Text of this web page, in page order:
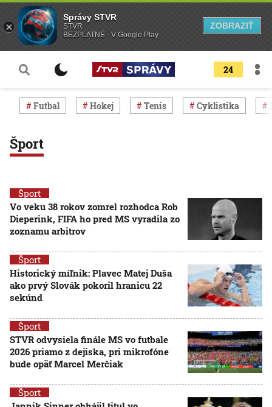
24
Futbal Hokej Tenis Cyklistika
Šport
Šport
Vo veku 38 rokov zomrel rozhodca Rob
Dieperink, FIFA ho pred MS vyradila zo
zoznamu arbitrov
Šport
Historický míľnik: Plavec Matej Duša
ako prvý Slovák pokoril hranicu 22
sekúnd
Šport
STVR odvysiela finále MS vo futbale
2026 priamo z dejiska, pri mikrofóne
bude opäť Marcel Merčiak
Šport
Správy STVR
STVR
BEZPLATNÉ - V Google Play
ZOBRAZIŤ